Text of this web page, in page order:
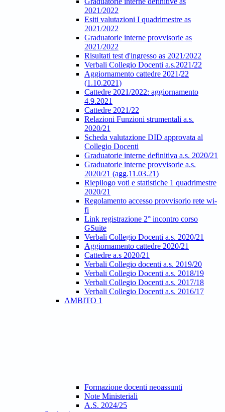
2021/2022
Esiti valutazioni I quadrimestre as
2021/2022
Graduatorie interne provvisorie as
2021/2022
Risultati test d'ingresso as 2021/2022
Verbali Collegio Docenti a.s.2021/22
Aggiornamento cattedre 2021/22
(1.10.2021)
Cattedre 2021/2022: aggiornamento
4.9.2021
Cattedre 2021/22
Relazioni Funzioni strumentali a.s.
2020/21
Scheda valutazione DID approvata al
Collegio Docenti
Graduatorie interne definitiva a.s. 2020/21
Graduatorie interne provvisorie a.s.
2020/21 (agg.11.03.21)
Riepilogo voti e statistiche 1 quadrimestre
2020/21
Regolamento accesso provvisorio rete wi-
fi
Link registrazione 2° incontro corso
GSuite
Verbali Collegio Docenti a.s. 2020/21
Aggiornamento cattedre 2020/21
Cattedre a.s 2020/21
Verbali Collegio docenti a.s. 2019/20
Verbali Collegio Docenti a.s. 2018/19
Verbali Collegio Docenti a.s. 2017/18
Verbali Collegio Docenti a.s. 2016/17
AMBITO 1
Formazione docenti neoassunti
Note Ministeriali
A.S. 2024/25